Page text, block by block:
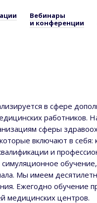
Вебинары
и конференции
в сфере
работников.
сферы
включают в
и
Мы имеем
Ежегодно обучение
медицинских центров.